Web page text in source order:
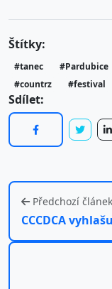
Štítky:
#tanec #Pardubice
#countrz
#festival
Sdílet:
Předchozí článek
CCCDCA